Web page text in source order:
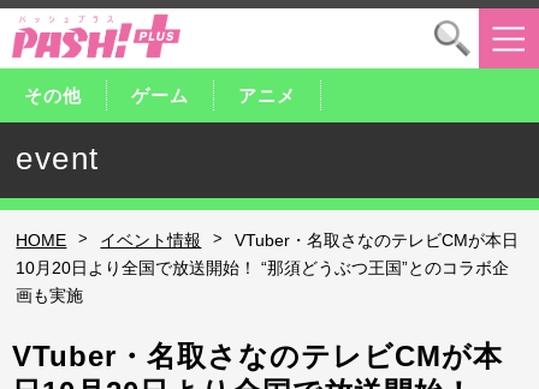
その他 ゲーム アニメ
event
HOME > イベント情報 >
VTuber・名取さなのテレビCMが本日
10月20日より全国で放送開始！ “那須どうぶつ王国”とのコラボ企
画も実施
VTuber・名取さなのテレビCMが本